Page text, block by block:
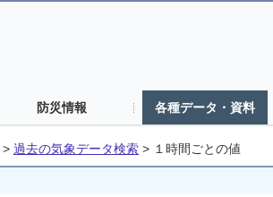
防災情報 各種データ・資料
> 過去の気象データ検索 > １時間ごとの値